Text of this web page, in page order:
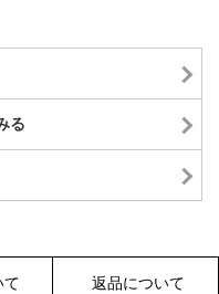
る
て 返品について